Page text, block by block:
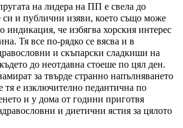
на лидера на ПП е свела до
и публични изяви, което също може
индикация, че избягва хорския интерес
Тя все по-рядко се вясва и в
и скъпарски сладкиши на
до неотдавна стоеше по цял ден.
за твърде странно напълняването
тя е изключително педантична по
и у дома от години приготвя
и диетични ястия за цялото